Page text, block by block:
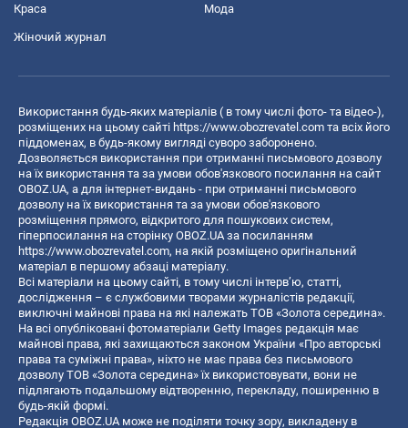
Краса Мода
Жіночий журнал
Використання будь-яких матеріалів ( в тому числі фото- та відео-),
розміщених на цьому сайті https://www.obozrevatel.com та всіх його
піддоменах, в будь-якому вигляді суворо заборонено.
Дозволяється використання при отриманні письмового дозволу
на їх використання та за умови обов'язкового посилання на сайт
OBOZ.UA, а для інтернет-видань - при отриманні письмового
дозволу на їх використання та за умови обов'язкового
розміщення прямого, відкритого для пошукових систем,
гіперпосилання на сторінку OBOZ.UA за посиланням
https://www.obozrevatel.com, на якій розміщено оригінальний
матеріал в першому абзаці матеріалу.
Всі матеріали на цьому сайті, в тому числі інтерв’ю, статті,
дослідження – є службовими творами журналістів редакції,
виключні майнові права на які належать ТОВ «Золота середина».
На всі опубліковані фотоматеріали Getty Images редакція має
майнові права, які захищаються законом України «Про авторські
права та суміжні права», ніхто не має права без письмового
дозволу ТОВ «Золота середина» їх використовувати, вони не
підлягають подальшому відтворенню, перекладу, поширенню в
будь-якій формі.
Редакція OBOZ.UA може не поділяти точку зору, викладену в